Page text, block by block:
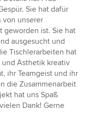
Sie hat dafür
von unserer
geworden ist. Sie hat
ausgesucht und
Tischlerarbeiten hat
Ästhetik kreativ
ihr Teamgeist und ihr
die Zusammenarbeit
hat uns Spaß
Dank! Gerne